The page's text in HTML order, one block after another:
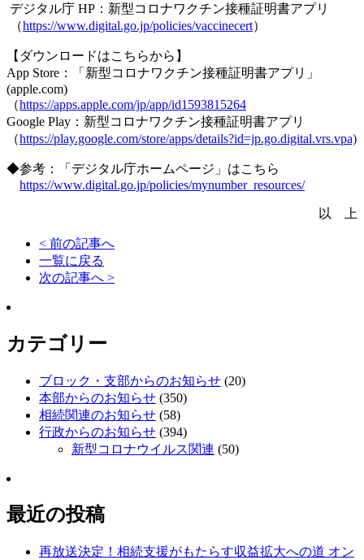
デジタル庁 HP：新型コロナワクチン接種証明書アプリ
（https://www.digital.go.jp/policies/vaccinecert）
【ダウンロードはこちらから】
App Store：「新型コロナワクチン接種証明書アプリ」
(apple.com)
（https://apps.apple.com/jp/app/id1593815264
Google Play：新型コロナワクチン接種証明書アプリ
（https://play.google.com/store/apps/details?id=jp.go.digital.vrs.vpa)
◆参考：「デジタル庁ホームページ」はこちら
https://www.digital.go.jp/policies/mynumber_resources/
以 上
< 前の記事へ
一覧に戻る
次の記事へ >
カテゴリー
ブロック・支部からのお知らせ (20)
本部からのお知らせ (350)
相続関連のお知らせ (58)
行政からのお知らせ (394)
新型コロナウイルス関連 (50)
最近の投稿
再放送決定！相続支援がもたらす収益拡大への道 オン